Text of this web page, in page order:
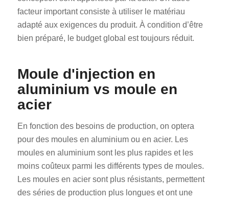
facteur important consiste à utiliser le matériau
adapté aux exigences du produit. À condition d’être
bien préparé, le budget global est toujours réduit.
Moule d'injection en
aluminium vs moule en
acier
En fonction des besoins de production, on optera
pour des moules en aluminium ou en acier. Les
moules en aluminium sont les plus rapides et les
moins coûteux parmi les différents types de moules.
Les moules en acier sont plus résistants, permettent
des séries de production plus longues et ont une